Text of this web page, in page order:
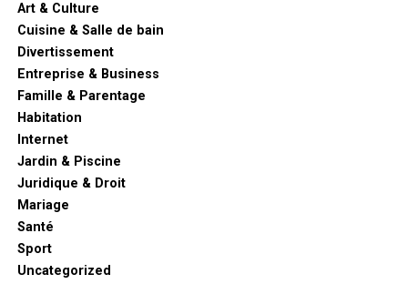
Art & Culture
Cuisine & Salle de bain
Divertissement
Entreprise & Business
Famille & Parentage
Habitation
Internet
Jardin & Piscine
Juridique & Droit
Mariage
Santé
Sport
Uncategorized